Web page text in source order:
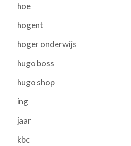
hoe
hogent
hoger onderwijs
hugo boss
hugo shop
ing
jaar
kbc